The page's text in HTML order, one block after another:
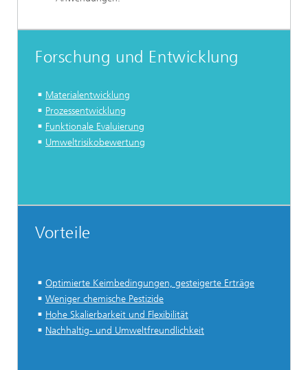
Forschung und Entwicklung
Materialentwicklung
Prozessentwicklung
Funktionale Evaluierung
Umweltrisikobewertung
Vorteile
Optimierte Keimbedingungen, gesteigerte Erträge
Weniger chemische Pestizide
Hohe Skalierbarkeit und Flexibilität
Nachhaltig- und Umweltfreundlichkeit